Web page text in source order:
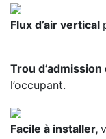
Flux d’air vertical
Trou d’admission
l’occupant.
Facile à installer,